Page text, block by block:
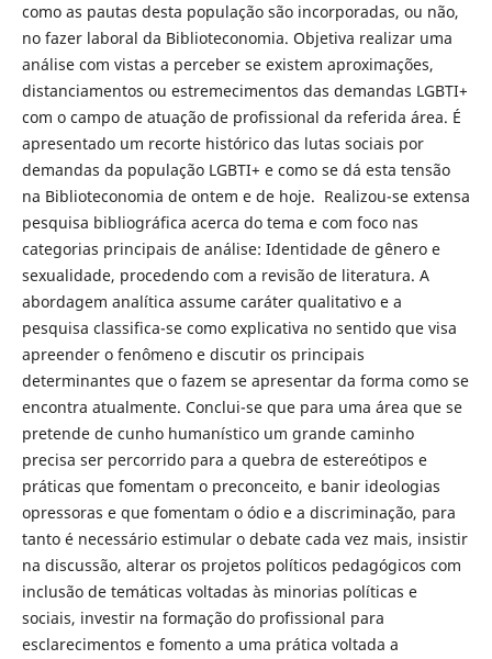
como as pautas desta população são incorporadas, ou não,
no fazer laboral da Biblioteconomia. Objetiva realizar uma
análise com vistas a perceber se existem aproximações,
distanciamentos ou estremecimentos das demandas LGBTI+
com o campo de atuação de profissional da referida área. É
apresentado um recorte histórico das lutas sociais por
demandas da população LGBTI+ e como se dá esta tensão
na Biblioteconomia de ontem e de hoje. Realizou-se extensa
pesquisa bibliográfica acerca do tema e com foco nas
categorias principais de análise: Identidade de gênero e
sexualidade, procedendo com a revisão de literatura. A
abordagem analítica assume caráter qualitativo e a
pesquisa classifica-se como explicativa no sentido que visa
apreender o fenômeno e discutir os principais
determinantes que o fazem se apresentar da forma como se
encontra atualmente. Conclui-se que para uma área que se
pretende de cunho humanístico um grande caminho
precisa ser percorrido para a quebra de estereótipos e
práticas que fomentam o preconceito, e banir ideologias
opressoras e que fomentam o ódio e a discriminação, para
tanto é necessário estimular o debate cada vez mais, insistir
na discussão, alterar os projetos políticos pedagógicos com
inclusão de temáticas voltadas às minorias políticas e
sociais, investir na formação do profissional para
esclarecimentos e fomento a uma prática voltada a